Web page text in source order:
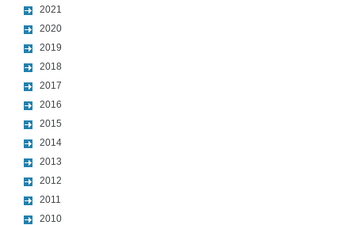
2021
2020
2019
2018
2017
2016
2015
2014
2013
2012
2011
2010